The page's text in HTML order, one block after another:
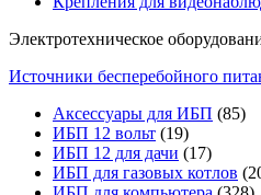
Электротехническое
Источники бесперебойного
Аксессуары для ИБП (85)
ИБП 12 вольт (19)
ИБП 12 для дачи (17)
ИБП для газовых котлов